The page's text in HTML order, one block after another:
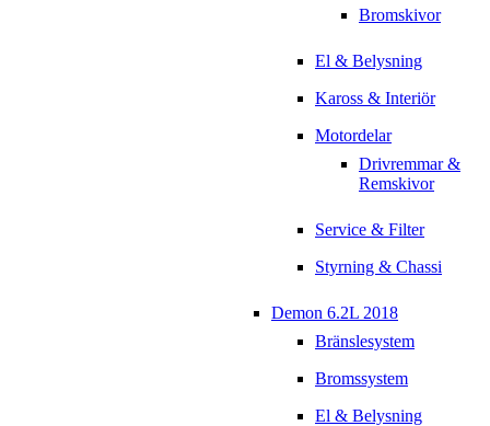
Bromskivor
El & Belysning
Kaross & Interiör
Motordelar
Drivremmar &
Remskivor
Service & Filter
Styrning & Chassi
Demon 6.2L 2018
Bränslesystem
Bromssystem
El & Belysning